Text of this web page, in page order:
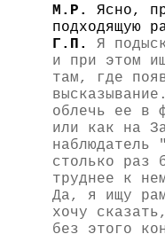
М.Р.
Ясно,
подходящую
Г.П.
Я
и при этом
там, где
облечь ее в
или как на
столько раз
труднее к
Да, я ищу
хочу
без этого